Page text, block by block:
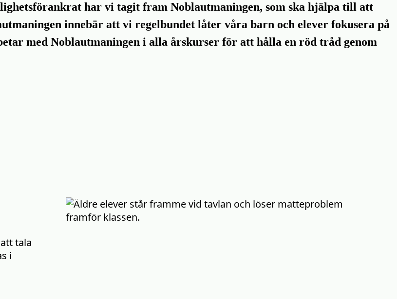
har vi tagit fram Noblautmaningen, som ska hjälpa till att
innebär att vi regelbundet låter våra barn och elever fokusera på
med Noblautmaningen i alla årskurser för att hålla en röd tråd genom
tala
i